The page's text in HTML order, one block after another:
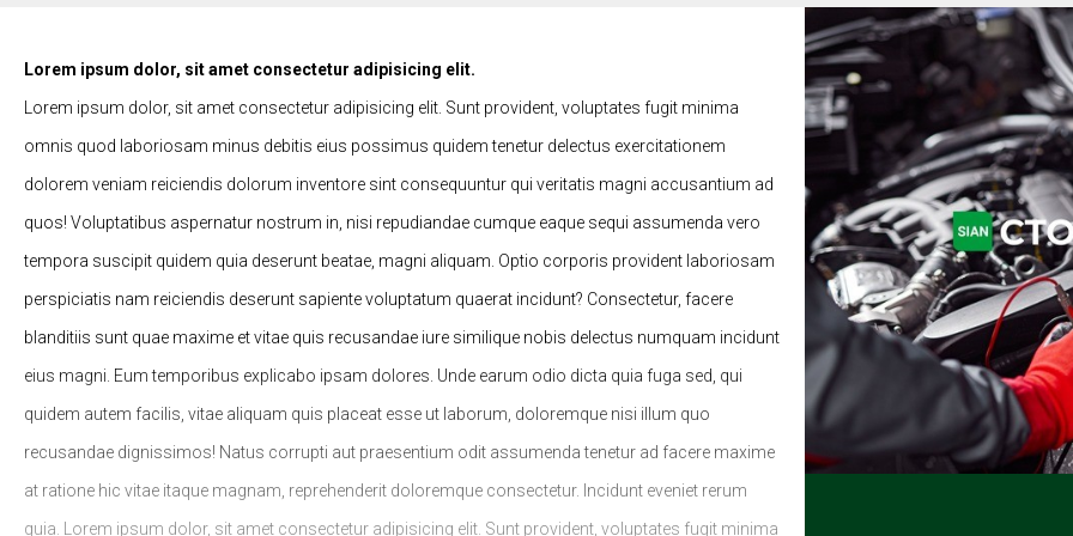
Lorem ipsum dolor, sit amet consectetur adipisicing elit.
Lorem ipsum dolor, sit amet consectetur adipisicing elit. Sunt provident, voluptates fugit minima
omnis quod laboriosam minus debitis eius possimus quidem tenetur delectus exercitationem
dolorem veniam reiciendis dolorum inventore sint consequuntur qui veritatis magni accusantium ad
quos! Voluptatibus aspernatur nostrum in, nisi repudiandae cumque eaque sequi assumenda vero
tempora suscipit quidem quia deserunt beatae, magni aliquam. Optio corporis provident laboriosam
perspiciatis nam reiciendis deserunt sapiente voluptatum quaerat incidunt? Consectetur, facere
blanditiis sunt quae maxime et vitae quis recusandae iure similique nobis delectus numquam incidunt
eius magni. Eum temporibus explicabo ipsam dolores. Unde earum odio dicta quia fuga sed, qui
quidem autem facilis, vitae aliquam quis placeat esse ut laborum, doloremque nisi illum quo
recusandae dignissimos! Natus corrupti aut praesentium odit assumenda tenetur ad facere maxime
at ratione hic vitae itaque magnam, reprehenderit doloremque consectetur. Incidunt eveniet rerum
quia. Lorem ipsum dolor, sit amet consectetur adipisicing elit. Sunt provident, voluptates fugit minima